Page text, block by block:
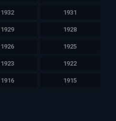
1932 1931
1929 1928
1926 1925
1923 1922
1916 1915